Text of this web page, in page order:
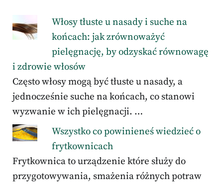
Włosy tłuste u nasady i suche na
końcach: jak zrównoważyć
pielęgnację, by odzyskać równowagę
i zdrowie włosów
Często włosy mogą być tłuste u nasady, a
jednocześnie suche na końcach, co stanowi
wyzwanie w ich pielęgnacji. …
Wszystko co powinieneś wiedzieć o
frytkownicach
Frytkownica to urządzenie które służy do
przygotowywania, smażenia różnych potraw